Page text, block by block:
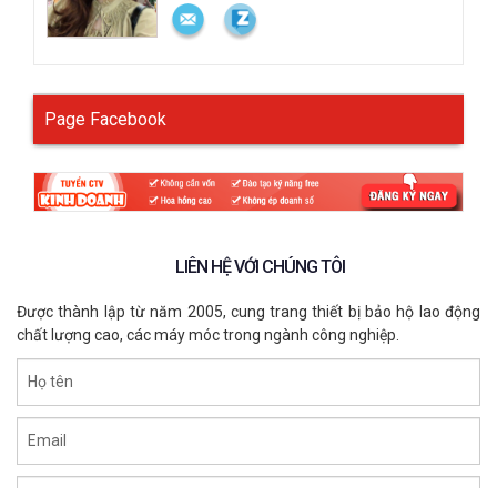
Page Facebook
LIÊN HỆ VỚI CHÚNG TÔI
Được thành lập từ năm 2005, cung trang thiết bị bảo hộ lao động
chất lượng cao, các máy móc trong ngành công nghiệp.
Họ tên
Email